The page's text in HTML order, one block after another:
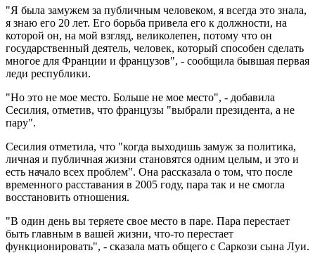
"Я была замужем за публичным человеком, я всегда это знала,
я знаю его 20 лет. Его борьба привела его к должности, на
которой он, на мой взгляд, великолепен, потому что он
государственный деятель, человек, который способен сделать
многое для Франции и французов", - сообщила бывшая первая
леди республики.
"Но это не мое место. Больше не мое место", - добавила
Сесилия, отметив, что французы "выбрали президента, а не
пару".
Сесилия отметила, что "когда выходишь замуж за политика,
личная и публичная жизни становятся одним целым, и это и
есть начало всех проблем". Она рассказала о том, что после
временного расставания в 2005 году, пара так и не смогла
восстановить отношения.
"В один день вы теряете свое место в паре. Пара перестает
быть главным в вашей жизни, что-то перестает
функционировать", - сказала мать общего с Саркози сына Луи.